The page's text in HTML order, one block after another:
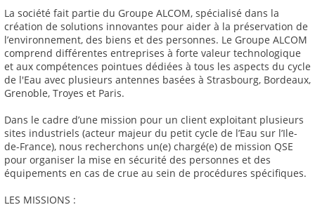
La société fait partie du Groupe ALCOM, spécialisé dans la
création de solutions innovantes pour aider à la préservation de
l’environnement, des biens et des personnes. Le Groupe ALCOM
comprend différentes entreprises à forte valeur technologique
et aux compétences pointues dédiées à tous les aspects du cycle
de l'Eau avec plusieurs antennes basées à Strasbourg, Bordeaux,
Grenoble, Troyes et Paris.
Dans le cadre d’une mission pour un client exploitant plusieurs
sites industriels (acteur majeur du petit cycle de l’Eau sur l’Ile-
de-France), nous recherchons un(e) chargé(e) de mission QSE
pour organiser la mise en sécurité des personnes et des
équipements en cas de crue au sein de procédures spécifiques.
LES MISSIONS :